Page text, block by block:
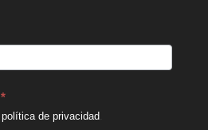
*
política de privacidad